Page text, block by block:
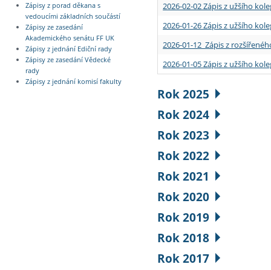
Zápisy z porad děkana s
vedoucími základních součástí
Zápisy ze zasedání
Akademického senátu FF UK
Zápisy z jednání Ediční rady
Zápisy ze zasedání Vědecké
rady
Zápisy z jednání komisí fakulty
2026-02-02 Zápis z užšího
2026-01-26 Zápis z užšího
2026-01-12 Zápis z
2026-01-05 Zápis z užšího
Rok 2025
Rok 2024
Rok 2023
Rok 2022
Rok 2021
Rok 2020
Rok 2019
Rok 2018
Rok 2017